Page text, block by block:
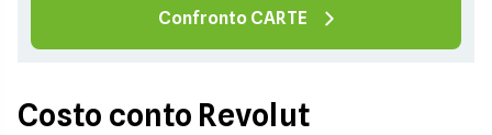
Confronto CARTE
Costo conto Revolut